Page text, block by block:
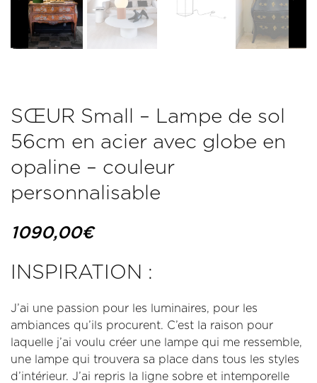
SŒUR Small – Lampe de sol
56cm en acier avec globe en
opaline – couleur
personnalisable
1090,00€
INSPIRATION :
J’ai une passion pour les luminaires, pour les
ambiances qu’ils procurent. C’est la raison pour
laquelle j’ai voulu créer une lampe qui me ressemble,
une lampe qui trouvera sa place dans tous les styles
d’intérieur. J’ai repris la ligne sobre et intemporelle